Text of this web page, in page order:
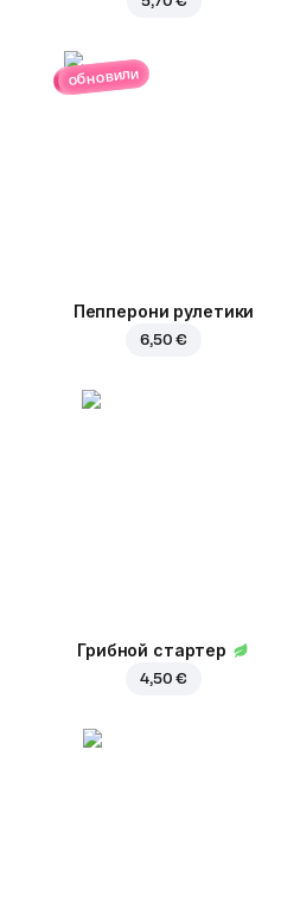
обновили
Пепперони рулетики
6,50 €
Грибной стартер
4,50 €